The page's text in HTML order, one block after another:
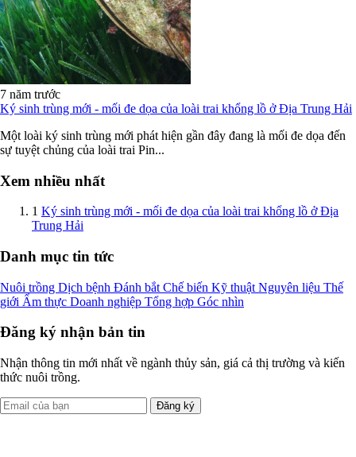
7 năm trước
Ký sinh trùng mới - mối đe dọa của loài trai khổng lồ ở Địa Trung Hải
Một loài ký sinh trùng mới phát hiện gần đây đang là mối đe dọa đến
sự tuyệt chủng của loài trai Pin...
Xem nhiều nhất
1 Ký sinh trùng mới - mối đe dọa của loài trai khổng lồ ở Địa
Trung Hải
Danh mục tin tức
Nuôi trồng Dịch bệnh Đánh bắt Chế biến Kỹ thuật Nguyên liệu Thế
giới Ẩm thực Doanh nghiệp Tổng hợp Góc nhìn
Đăng ký nhận bản tin
Nhận thông tin mới nhất về ngành thủy sản, giá cả thị trường và kiến
thức nuôi trồng.
Đăng ký